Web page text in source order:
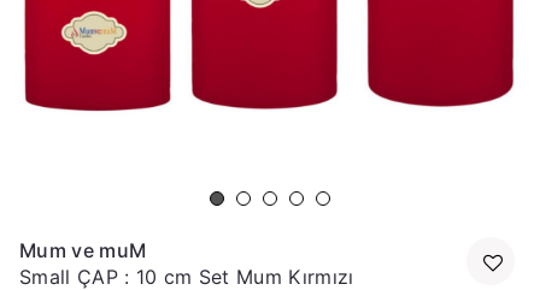
Mum ve muM
Small ÇAP : 10 cm Set Mum Kırmızı